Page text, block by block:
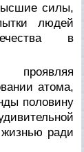
силы,
людей
в
атома,
половину
жизнью ради